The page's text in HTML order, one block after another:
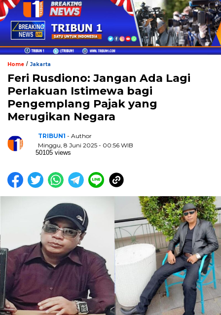
Home / Jakarta
Feri Rusdiono: Jangan Ada Lagi
Perlakuan Istimewa bagi
Pengemplang Pajak yang
Merugikan Negara
TRIBUN1 - Author
Minggu, 8 Juni 2025 - 00:56 WIB
50105 views